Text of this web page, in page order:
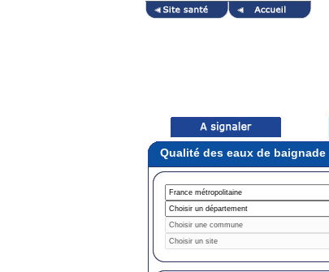
Qualité des eaux de baignade